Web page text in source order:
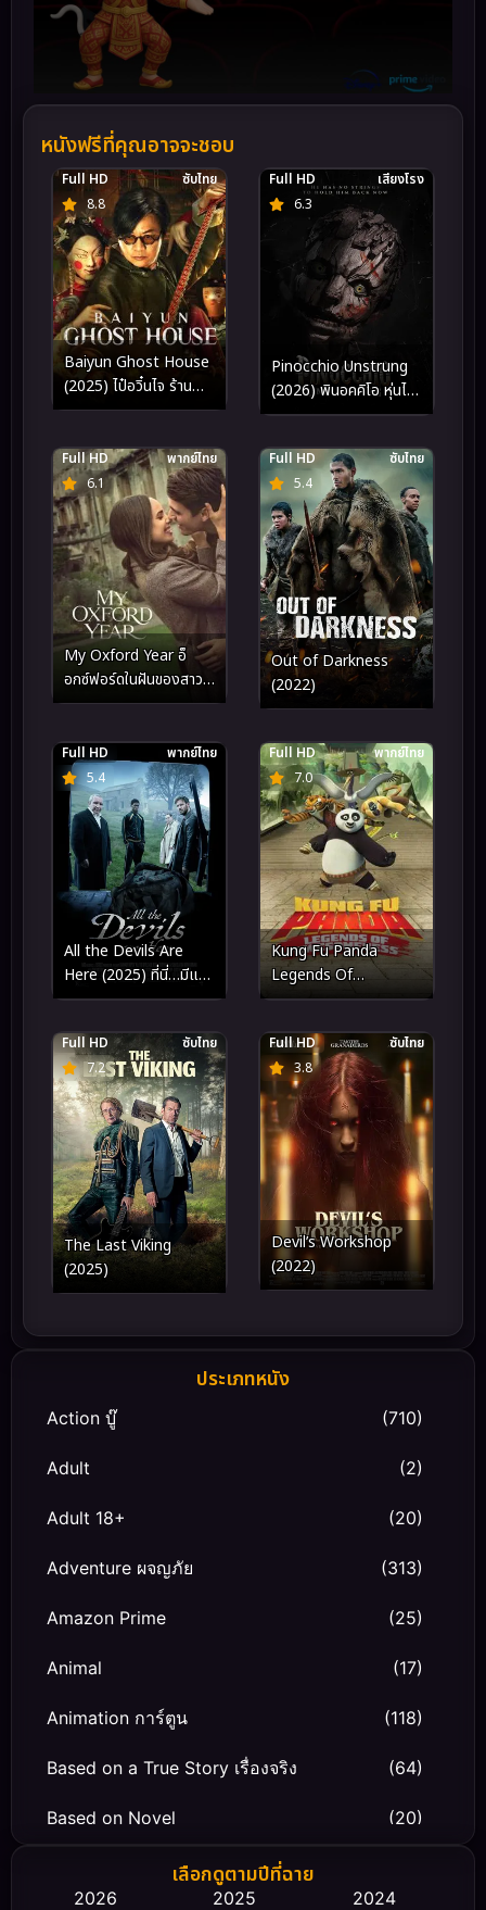
หนังฟรีที่คุณอาจจะชอบ
8.8
Full HD ซับไทย
Baiyun Ghost House
(2025) ไป๋อวิ๋นไจ ร้าน
พิศวง
6.3
Full HD เสียงโรง
Pinocchio Unstrung
(2026) พินอคคิโอ หุ่นไม้
สายเชือด
6.1
Full HD พากย์ไทย
My Oxford Year อ็
อกซ์ฟอร์ดในฝันของสาว
อเมริกัน (2025)
5.4
Full HD ซับไทย
Out of Darkness
(2022)
5.4
Full HD พากย์ไทย
All the Devils Are
Here (2025) ที่นี่…มีแต่
ปีศาจ
7.0
Full HD พากย์ไทย
Kung Fu Panda
Legends Of
Awesomeness Vol.16
ปรมาจารย์สุโค่ย! ชุด16
7.2
Full HD ซับไทย
The Last Viking
(2025)
3.8
Full HD ซับไทย
Devil’s Workshop
(2022)
ประเภทหนัง
Action บู๊ (710)
Adult (2)
Adult 18+ (20)
Adventure ผจญภัย (313)
Amazon Prime (25)
Animal (17)
Animation การ์ตูน (118)
Based on a True Story เรื่องจริง (64)
Based on Novel (20)
Biography ชีวิตจริงเลือกดูตามปีที่ฉาย
2026 2025
2024